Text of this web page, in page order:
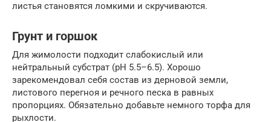
листья становятся ломкими и скручиваются.
Грунт и горшок
Для жимолости подходит слабокислый или
нейтральный субстрат (pH 5.5–6.5). Хорошо
зарекомендовал себя состав из дерновой земли,
листового перегноя и речного песка в равных
пропорциях. Обязательно добавьте немного торфа для
рыхлости.